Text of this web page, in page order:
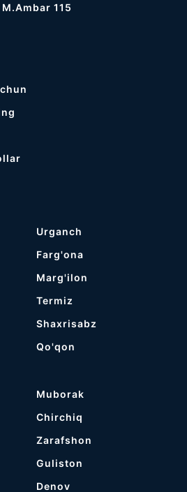
115
Urganch
Farg'ona
Marg'ilon
Termiz
Shaxrisabz
Qo'qon
Muborak
Chirchiq
Zarafshon
Guliston
Denov